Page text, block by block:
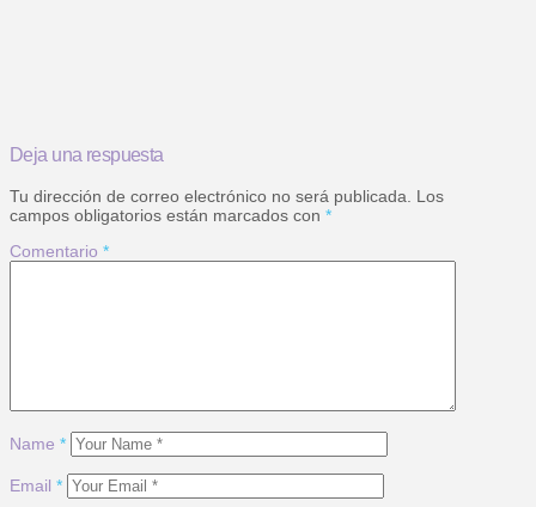
Deja una respuesta
Tu dirección de correo electrónico no será publicada.
Los
campos obligatorios están marcados con *
Comentario *
Name *
Email *